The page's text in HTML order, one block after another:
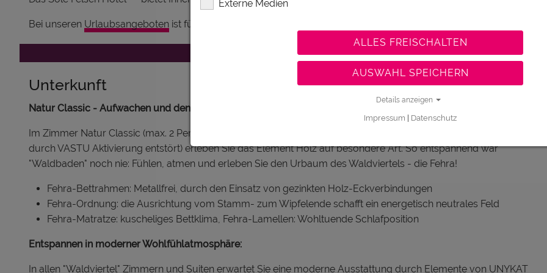
Bei unseren Urlaubsangeboten ist für jeden das passende Package dabei...
Unterkunft
Natur Classic - Aufwachen und den Wald einatmen:
Im Zimmer Natur Classic (max. 2 Personen, 22,5 m², 4. Stock, Eiche-Fußboden, ökologische Pflanzenwandfarbe,
durch VASTU Aktivierung entstört) erleben Sie das Element Holz auf besondere Art. So entspannend war
"Waldbaden" noch nie: Fühlen, atmen und erleben Sie den Urbaum des Waldviertels - die Fehra!
Fehra-Bettrahmen: Metallfrei, durch den Einsatz von gezinkten Holz-Eckverbindungen
Fehra-Ordnung: die Ausrichtung vom Stamm- zum Wipfelende schafft ein energetisch neutrales Feld
Fehra-Matratze: kuscheliges Bettklima, Fehra-Lamellen: Wohltuende Schlafposition
Entspannen in moderner Wohlfühlatmosphäre:
In allen "Waldviertel" Zimmern und Suiten erwartet Sie eine moderne Ausstattung durch Elemente von UNYKAT
Externe Medien
ALLES FREISCHALTEN
AUSWAHL SPEICHERN
Details anzeigen
Impressum Datenschutz